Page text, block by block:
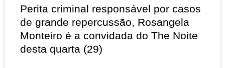
Perita criminal responsável por casos
de grande repercussão, Rosangela
Monteiro é a convidada do The Noite
desta quarta (29)